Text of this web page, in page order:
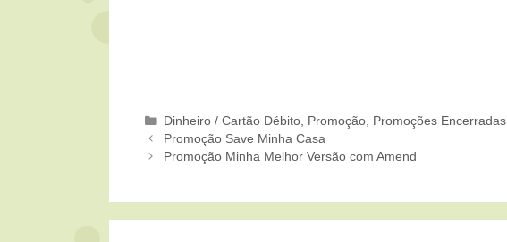
Categorias
Dinheiro / Cartão Débito Promoção Promoções Encerradas
Promoção Save Minha Casa
Promoção Minha Melhor Versão com Amend